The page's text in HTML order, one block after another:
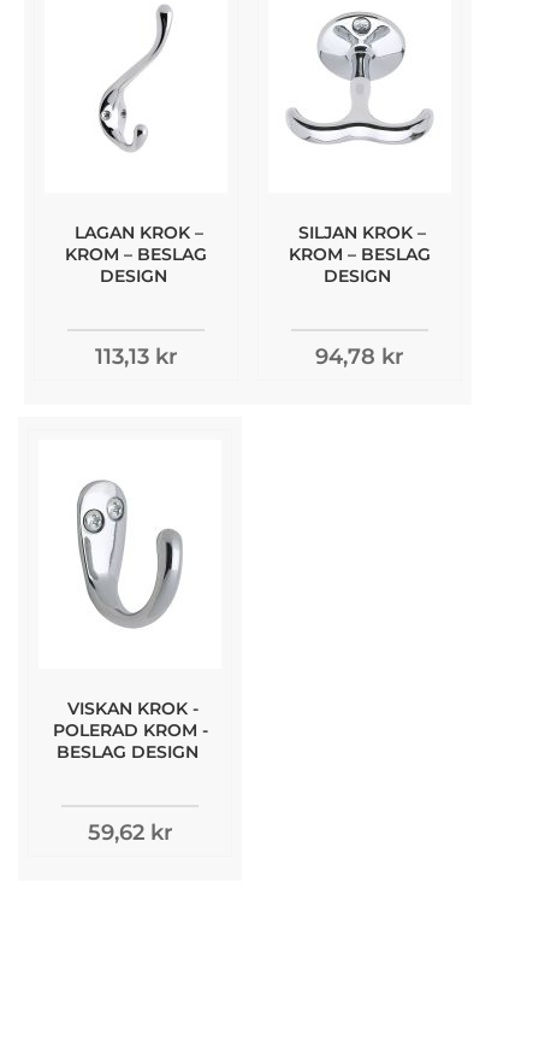
LAGAN KROK –
KROM – BESLAG
DESIGN
113,13 kr
SILJAN KROK –
KROM – BESLAG
DESIGN
94,78 kr
VISKAN KROK -
POLERAD KROM -
BESLAG DESIGN
59,62 kr